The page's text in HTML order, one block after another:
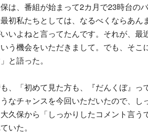
は、番組が始まって2カ月で23時台の
初私たちとしては、なるべくならあ
いよねと言ってたんです。それが、
う機会をいただきまして。でも、そ
と語った。
、「初めて見た方も、『だんくぼ』
なチャンスを今回いただいたので、
久保から「しっかりしたコメント言
いた。